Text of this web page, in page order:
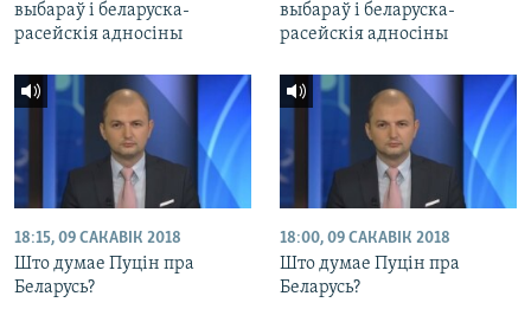
выбараў і беларуска-
расейскія адносіны
выбараў і беларуска-
расейскія адносіны
18:15, 09 САКАВІК 2018
Што думае Пуцін пра
Беларусь?
18:00, 09 САКАВІК 2018
Што думае Пуцін пра
Беларусь?